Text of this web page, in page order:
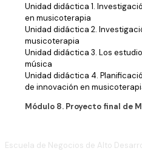
Unidad didáctica 1.
en musicoterapia
Unidad didáctica 2.
musicoterapia
Unidad didáctica 3. Los
música
Unidad didáctica 4.
de innovación en
Módulo 8. Proyecto final de
Escuela de Negocios de Alto